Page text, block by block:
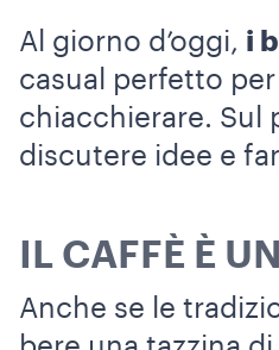
Al giorno d’oggi, i
casual perfetto
chiacchierare. Sul
discutere idee e
IL CAFFÈ È
Anche se le